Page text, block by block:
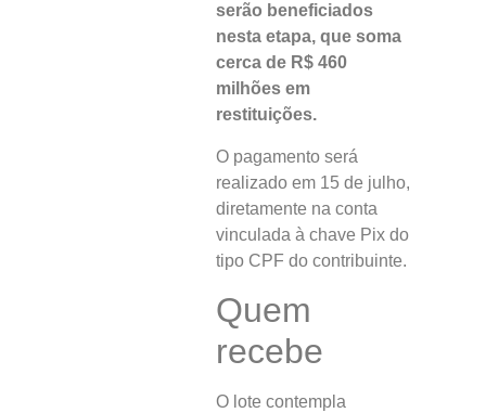
serão beneficiados
nesta etapa, que soma
cerca de R$ 460
milhões em
restituições.
O pagamento será
realizado em 15 de julho,
diretamente na conta
vinculada à chave Pix do
tipo CPF do contribuinte.
Quem
recebe
O lote contempla